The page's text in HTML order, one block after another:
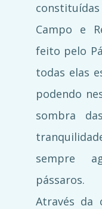
Campo e
feito pelo
todas elas
podendo
sombra
sempre
pássaros.
Através da